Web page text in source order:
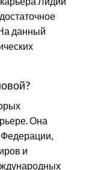
данный
Она
и